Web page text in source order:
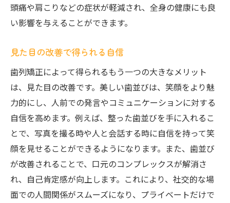
頭痛や肩こりなどの症状が軽減され、全身の健康にも良
い影響を与えることができます。
見た目の改善で得られる自信
歯列矯正によって得られるもう一つの大きなメリット
は、見た目の改善です。美しい歯並びは、笑顔をより魅
力的にし、人前での発言やコミュニケーションに対する
自信を高めます。例えば、整った歯並びを手に入れるこ
とで、写真を撮る時や人と会話する時に自信を持って笑
顔を見せることができるようになります。また、歯並び
が改善されることで、口元のコンプレックスが解消さ
れ、自己肯定感が向上します。これにより、社交的な場
面での人間関係がスムーズになり、プライベートだけで